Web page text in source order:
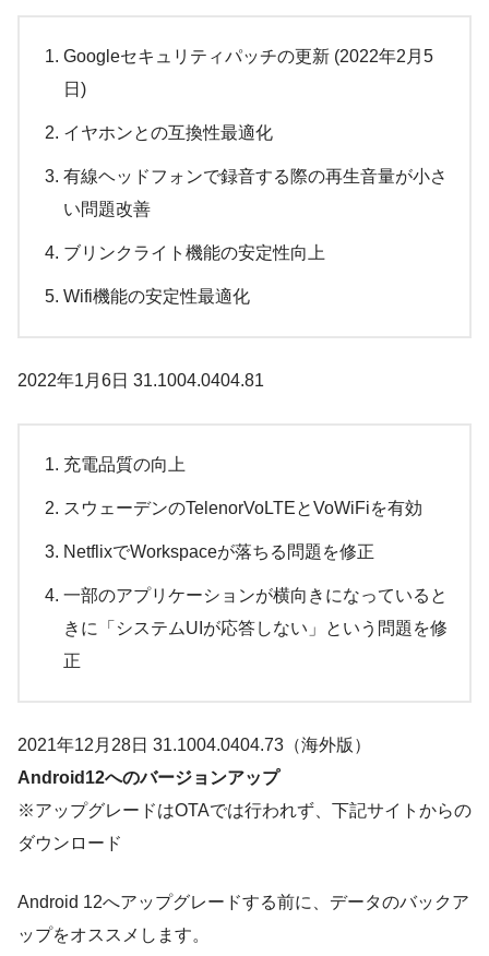
Googleセキュリティパッチの更新 (2022年2月5
日)
イヤホンとの互換性最適化
有線ヘッドフォンで録音する際の再生音量が小さ
い問題改善
ブリンクライト機能の安定性向上
Wifi機能の安定性最適化
2022年1月6日 31.1004.0404.81
充電品質の向上
スウェーデンのTelenorVoLTEとVoWiFiを有効
NetflixでWorkspaceが落ちる問題を修正
一部のアプリケーションが横向きになっていると
きに「システムUIが応答しない」という問題を修
正
2021年12月28日 31.1004.0404.73（海外版）
Android12へのバージョンアップ
※アップグレードはOTAでは行われず、下記サイトからの
ダウンロード
Android 12へアップグレードする前に、データのバックア
ップをオススメします。